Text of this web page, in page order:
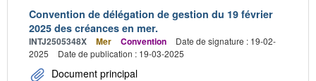
Convention de délégation de gestion du 19 février
2025 des créances en mer.
INTJ2505348X Mer Convention
Date de signature : 19-02-
2025
Date de publication : 19-03-2025
Document principal